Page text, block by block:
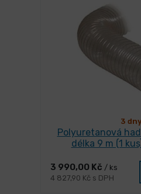
3 dny
Polyuretanová
délka 9 m (1
3 990,00 Kč / ks
4 827,90 Kč s DPH